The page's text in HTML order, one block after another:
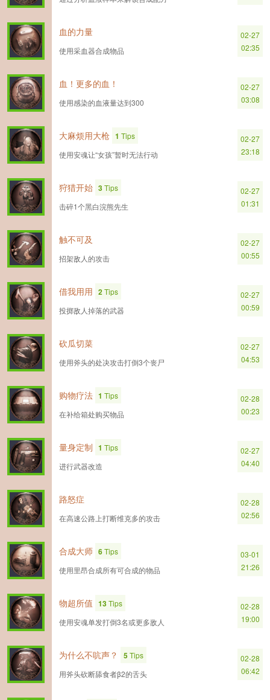
血的力量
使用采血器合成物品
02-27
02:35
血！更多的血！
使用感染的血液量达到300
02-27
03:08
大麻烦用大枪 1 Tips
使用安魂让“女孩”暂时无法行动
02-27
23:18
狩猎开始 3Tips
击碎1个黑白浣熊先生
02-27
01:31
触不可及
招架敌人的攻击
02-27
00:55
借我用用 2Tips
投掷敌人掉落的武器
02-27
00:59
砍瓜切菜
使用斧头的处决攻击打倒3个丧尸
02-27
04:53
购物疗法 1 Tips
在补给箱处购买物品
02-28
00:23
量身定制 1 Tips
进行武器改造
02-27
04:40
路怒症
在高速公路上打断维克多的攻击
02-28
02:56
合成大师 6Tips
使用里昂合成所有可合成的物品
03-01
21:26
物超所值 13Tips
使用安魂单发打倒3名或更多敌人
02-28
19:00
为什么不吭声？ 5Tips
用斧头砍断舔食者β2的舌头
02-28
06:42